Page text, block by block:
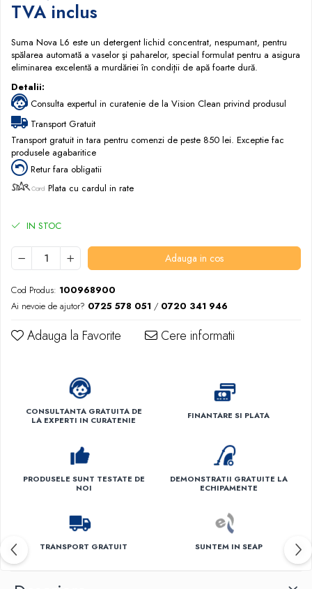
Dispensere / Dozatoare
Dispensere acoperitoare colac wc
Dispensere hartie igienica
Dispensere odorizante
Dispensere prosoape pliate (Z)
Dispensere pungi igiena feminina
Dispensere rola hartie industriala
Dispensere rola prosop hartie
Dozatoare sapun lichid
Uscatoare de maini si par
Uscatoare de maini
Uscatoare de par
Crema de corp
Sapun spuma
Consumabile hartie
Acoperitori toaleta
Cearceaf hartie & cearceaf hartie
Prosoape hartie pliate
Pungi igienice
TVA inclus
Suma Nova L6 este un detergent lichid concentrat, nespumant, pentru
spălarea automată a vaselor şi paharelor, special formulat pentru a asigura
eliminarea excelentă a murdăriei în condiţii de apă foarte dură.
Detalii:
Consulta expertul in curatenie de la Vision Clean privind produsul
Transport Gratuit
Transport gratuit in tara pentru comenzi de peste 850 lei. Exceptie fac
produsele agabaritice
Retur fara obligatii
Plata cu cardul in rate
IN STOC
Adauga in cos
Cod Produs: 100968900
Ai nevoie de ajutor? 0725 578 051 / 0720 341 946
Adauga la Favorite Cere informatii
CONSULTANTA GRATUITA DE
LA EXPERTI IN CURATENIE
FINANTARE SI PLATA
PRODUSELE SUNT TESTATE DE
NOI
DEMONSTRATII GRATUITE LA
ECHIPAMENTE
TRANSPORT GRATUIT SUNTEM IN SEAP